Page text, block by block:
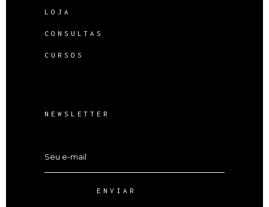
LOJA
CONSULTAS
CURSOS
NEWSLETTER
ENVIAR